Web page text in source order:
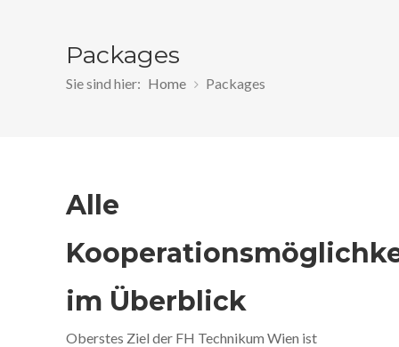
Packages
Sie sind hier: Home Packages
Alle
im Überblick
Oberstes Ziel der FH Technikum Wien ist